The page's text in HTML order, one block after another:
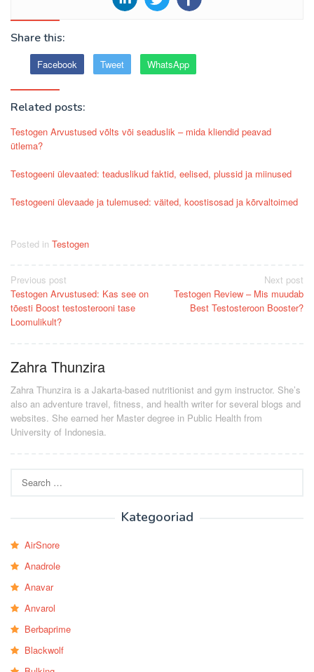
Share this:
Facebook Tweet WhatsApp
Related posts:
Testogen Arvustused võlts või seaduslik – mida kliendid peavad
ütlema?
Testogeeni ülevaated: teaduslikud faktid, eelised, plussid ja miinused
Testogeeni ülevaade ja tulemused: väited, koostisosad ja kõrvaltoimed
Posted in Testogen
Post
navigation
Previous post
Testogen Arvustused: Kas see on
tõesti Boost testosterooni tase
Loomulikult?
Next post
Testogen Review – Mis muudab
Best Testosteroon Booster?
Zahra Thunzira
Zahra Thunzira is a Jakarta-based nutritionist and gym instructor. She’s
also an adventure travel, fitness, and health writer for several blogs and
websites. She earned her Master degree in Public Health from
University of Indonesia.
for:
Kategooriad
AirSnore
Anadrole
Anavar
Anvarol
Berbaprime
Blackwolf